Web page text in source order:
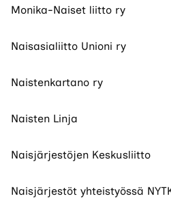
Monika-Naiset liitto ry
Naisasialiitto Unioni ry
Naistenkartano ry
Naisten Linja
Naisjärjestöjen Keskusliitto
Naisjärjestöt yhteistyössä